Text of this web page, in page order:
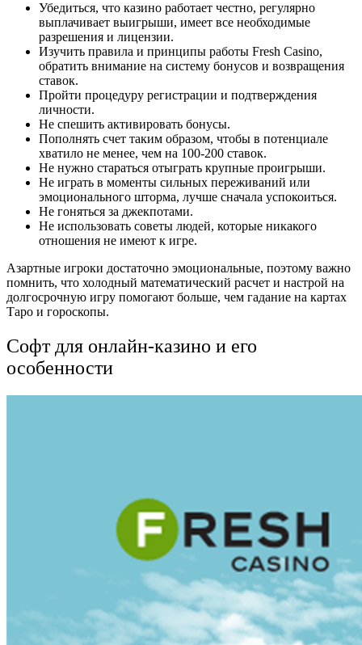
Убедиться, что казино работает честно, регулярно
выплачивает выигрыши, имеет все необходимые
разрешения и лицензии.
Изучить правила и принципы работы Fresh Casino,
обратить внимание на систему бонусов и возвращения
ставок.
Пройти процедуру регистрации и подтверждения
личности.
Не спешить активировать бонусы.
Пополнять счет таким образом, чтобы в потенциале
хватило не менее, чем на 100-200 ставок.
Не нужно стараться отыграть крупные проигрыши.
Не играть в моменты сильных переживаний или
эмоционального шторма, лучше сначала успокоиться.
Не гоняться за джекпотами.
Не использовать советы людей, которые никакого
отношения не имеют к игре.
Азартные игроки достаточно эмоциональные, поэтому важно
помнить, что холодный математический расчет и настрой на
долгосрочную игру помогают больше, чем гадание на картах
Таро и гороскопы.
Софт для онлайн-казино и его
особенности